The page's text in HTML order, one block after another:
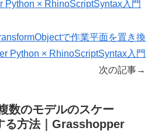
Python × RhinoScriptSyntax入門
で作業平面を置き換
Python × RhinoScriptSyntax入門
次の記事→
数のモデルのスケー
る方法｜Grasshopper